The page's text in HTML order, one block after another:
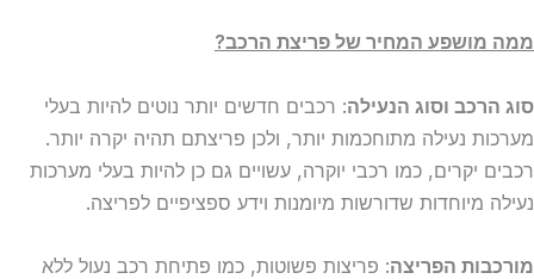
ממה מושפע המחיר של פריצת הרכב?
סוג הרכב וסוג הנעילה: רכבים חדשים יותר נוטים להיות בעלי
מערכות נעילה מתוחכמות יותר, ולכן פריצתם תהיה יקרה יותר.
רכבים יקרים, כמו רכבי יוקרה, עשויים גם כן להיות בעלי מערכות
נעילה מיוחדות שדורשות מיומנות וידע ספציפיים לפריצה.
מורכבות הפריצה: פריצות פשוטות, כמו פתיחת רכב נעול ללא